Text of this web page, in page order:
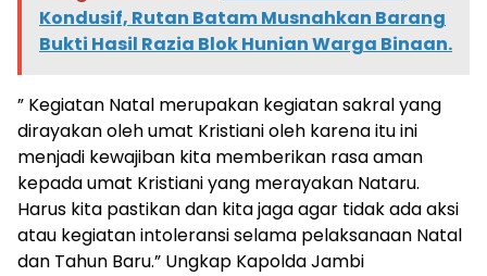
Kondusif, Rutan Batam Musnahkan Barang
Bukti Hasil Razia Blok Hunian Warga Binaan.
” Kegiatan Natal merupakan kegiatan sakral yang
dirayakan oleh umat Kristiani oleh karena itu ini
menjadi kewajiban kita memberikan rasa aman
kepada umat Kristiani yang merayakan Nataru.
Harus kita pastikan dan kita jaga agar tidak ada aksi
atau kegiatan intoleransi selama pelaksanaan Natal
dan Tahun Baru.” Ungkap Kapolda Jambi